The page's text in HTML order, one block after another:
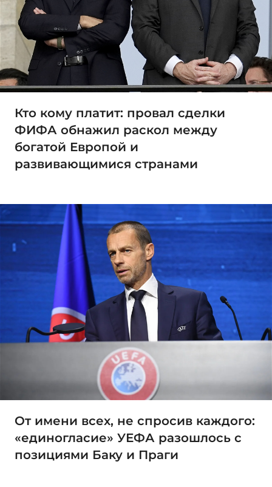
Кто кому платит: провал сделки
ФИФА обнажил раскол между
богатой Европой и
развивающимися странами
От имени всех, не спросив каждого:
«единогласие» УЕФА разошлось с
позициями Баку и Праги